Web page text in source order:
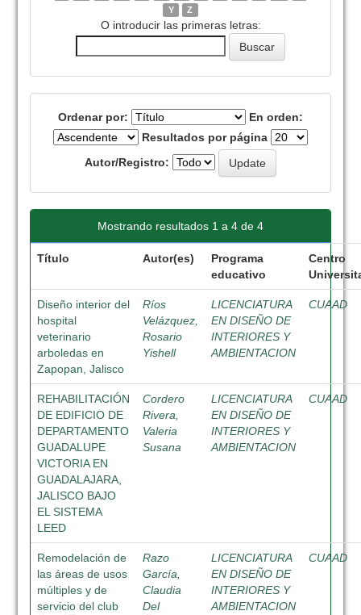
Y
Z
O introducir las primeras letras:
Ordenar por:
En orden:
Resultados por página
Autor/Registro:
Mostrando resultados 1 a 4 de 4
Título Autor(es)
Programa
educativo
Centro
Diseño interior del
hospital
veterinario
arboledas en
Zapopan, Jalisco
Ríos
Velázquez,
Rosario
Yishell
LICENCIATURA
EN DISEÑO DE
INTERIORES Y
AMBIENTACION
CUAAD
REHABILITACIÓN
DE EDIFICIO DE
DEPARTAMENTO
GUADALUPE
VICTORIA EN
GUADALAJARA,
JALISCO BAJO
EL SISTEMA
LEED
Cordero
Rivera,
Valeria
Susana
LICENCIATURA
EN DISEÑO DE
INTERIORES Y
AMBIENTACION
CUAAD
Remodelación de
las áreas de usos
múltiples y de
servicio del club
Razo
García,
Claudia
Del
LICENCIATURA
EN DISEÑO DE
INTERIORES Y
AMBIENTACION
CUAAD